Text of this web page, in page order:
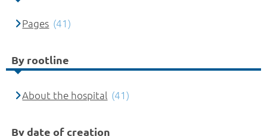
Pages (41)
By rootline
About the hospital (41)
By date of creation